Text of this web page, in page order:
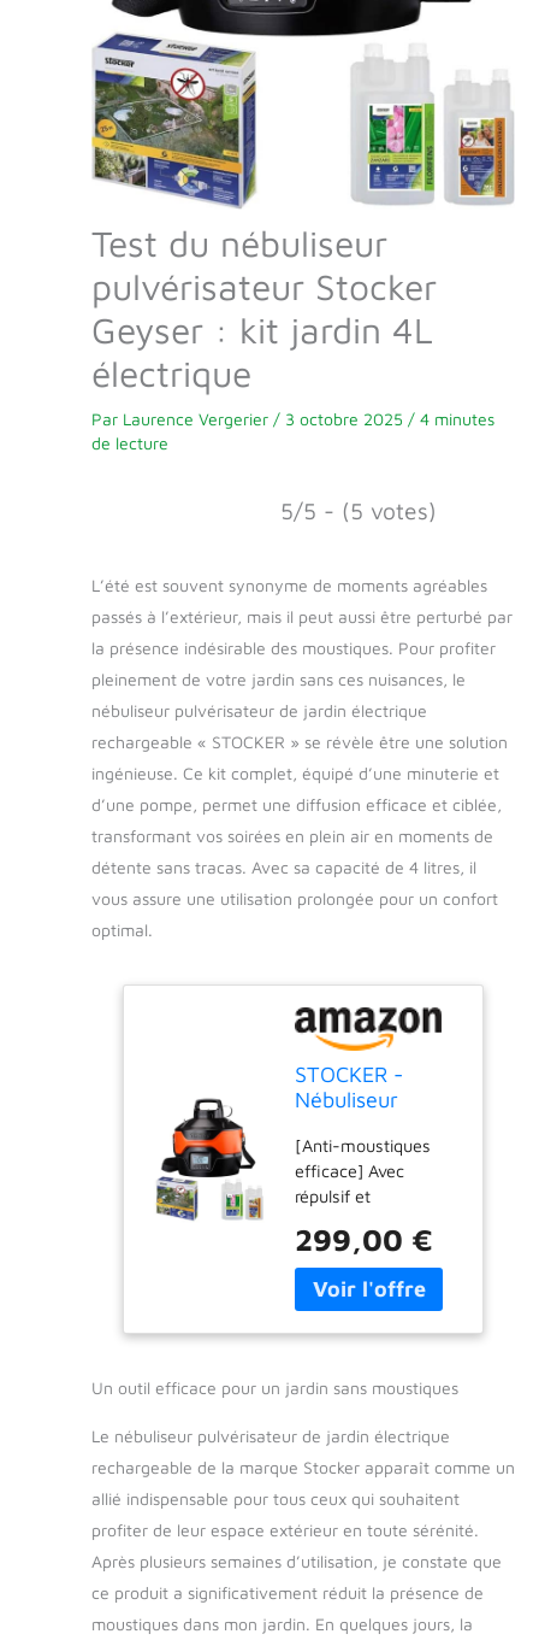
Test du nébuliseur
pulvérisateur Stocker
Geyser : kit jardin 4L
électrique
Par Laurence Vergerier / 3 octobre 2025 / 4 minutes
de lecture
5/5 - (5 votes)
L’été est souvent synonyme de moments agréables
passés à l’extérieur, mais il peut aussi être perturbé par
la présence indésirable des moustiques. Pour profiter
pleinement de votre jardin sans ces nuisances, le
nébuliseur pulvérisateur de jardin électrique
rechargeable « STOCKER » se révèle être une solution
ingénieuse. Ce kit complet, équipé d’une minuterie et
d’une pompe, permet une diffusion efficace et ciblée,
transformant vos soirées en plein air en moments de
détente sans tracas. Avec sa capacité de 4 litres, il
vous assure une utilisation prolongée pour un confort
optimal.
STOCKER -
Nébuliseur
jardin électrique
rechargeable -
Kit complet
Geyser pour
moustiques avec
minuterie et
pompe - 4L
[Anti-moustiques
efficace] Avec
répulsif et
comprend un répulsif
naturel et une
moustiquaire
utilisation avec notre
pulvérisation. Ces
produits travaillent
en synergie pour
éliminer les
prévenir les nouvelles
infestations,
améliorant
299,00 €
Un outil efficace pour un jardin sans moustiques
Le nébuliseur pulvérisateur de jardin électrique
rechargeable de la marque Stocker apparaît comme un
allié indispensable pour tous ceux qui souhaitent
profiter de leur espace extérieur en toute sérénité.
Après plusieurs semaines d’utilisation, je constate que
ce produit a significativement réduit la présence de
moustiques dans mon jardin. En quelques jours, la